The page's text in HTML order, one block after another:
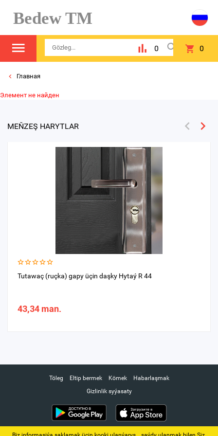
Bedew TM
0 0
Главная
Элемент не найден
MEŇZEŞ HARYTLAR
Tutawaç (ruçka) gapy üçin daşky Hytaý R 44
43,34 man.
Töleg Eltip bermek Kömek
Habarlaşmak
Gizlinlik syýasaty